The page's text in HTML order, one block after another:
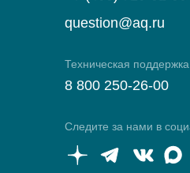
question@aq.ru
Техническая поддержка
8 800 250-26-00
Следите за нами в